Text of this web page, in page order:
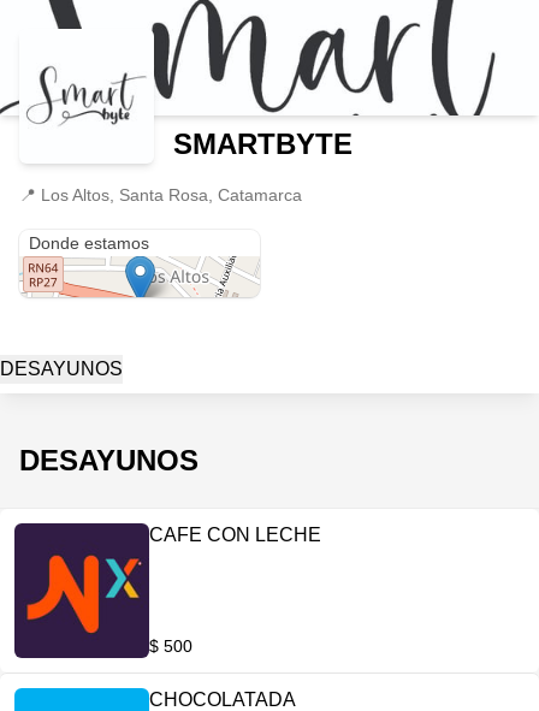
SMARTBYTE
📍 Los Altos, Santa Rosa, Catamarca
Donde estamos
DESAYUNOS
DESAYUNOS
CAFE CON LECHE
$ 500
CHOCOLATADA